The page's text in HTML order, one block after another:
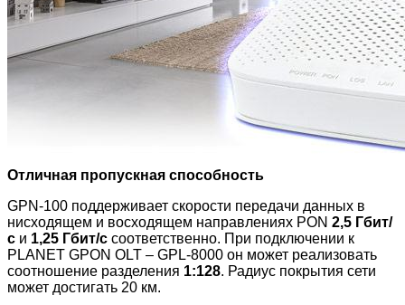
Отличная пропускная способность
GPN-100 поддерживает скорости передачи данных в
нисходящем и восходящем направлениях PON 2,5 Гбит/
с и 1,25 Гбит/с соответственно. При подключении к
PLANET GPON OLT – GPL-8000 он может реализовать
соотношение разделения 1:128. Радиус покрытия сети
может достигать 20 км.